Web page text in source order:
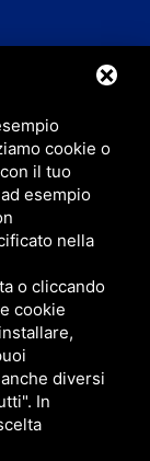
P. IVA 01838750386
DI FERRARA AL N.
/
cookie o
il tuo
esempio
nella
o cliccando
cookie
diversi
In